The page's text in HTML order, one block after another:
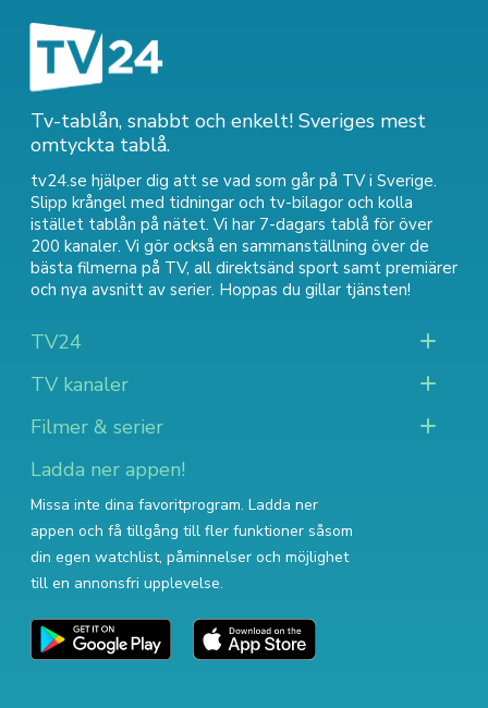
Tv-tablån, snabbt och enkelt! Sveriges mest
omtyckta tablå.
tv24.se hjälper dig att se vad som går på TV i Sverige.
Slipp krångel med tidningar och tv-bilagor och kolla
istället tablån på nätet. Vi har 7-dagars tablå för över
200 kanaler. Vi gör också en sammanställning över de
bästa filmerna på TV, all direktsänd sport samt premiärer
och nya avsnitt av serier. Hoppas du gillar tjänsten!
TV24
TV kanaler
Filmer & serier
Ladda ner appen!
Missa inte dina favoritprogram. Ladda ner
appen och få tillgång till fler funktioner såsom
din egen watchlist, påminnelser och möjlighet
till en annonsfri upplevelse.